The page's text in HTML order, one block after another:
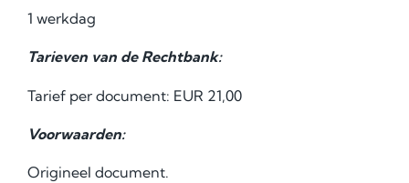
1 werkdag
Tarieven van de Rechtbank:
Tarief per document: EUR 21,00
Voorwaarden:
Origineel document.